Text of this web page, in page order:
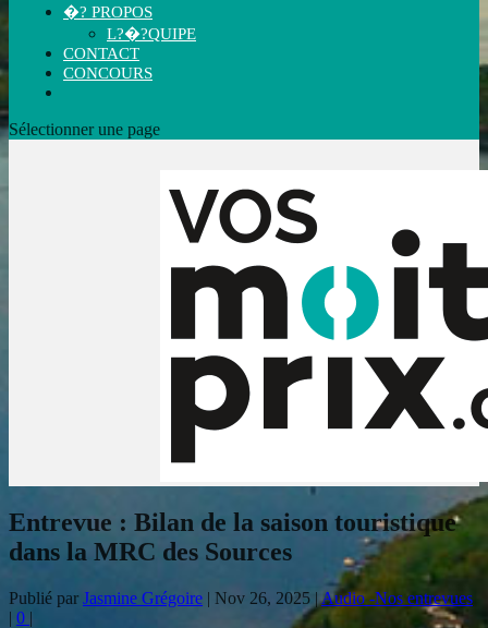
�? PROPOS
L?�?QUIPE
CONTACT
CONCOURS
Sélectionner une page
Entrevue : Bilan de la saison touristique
dans la MRC des Sources
Publié par Jasmine Grégoire | Nov 26, 2025 |Audio -Nos entrevues
| 0 |